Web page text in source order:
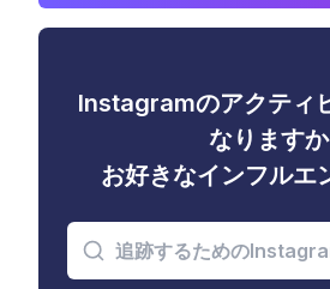
Instagramのアクティ
なりますか
お好きなインフルエ